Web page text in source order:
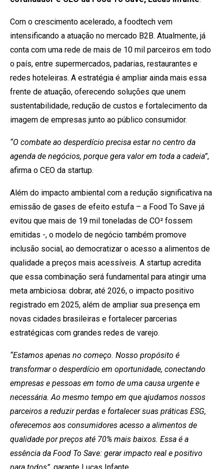
Com o crescimento acelerado, a foodtech vem
intensificando a atuação no mercado B2B. Atualmente, já
conta com uma rede de mais de 10 mil parceiros em todo
o país, entre supermercados, padarias, restaurantes e
redes hoteleiras. A estratégia é ampliar ainda mais essa
frente de atuação, oferecendo soluções que unem
sustentabilidade, redução de custos e fortalecimento da
imagem de empresas junto ao público consumidor.
“O combate ao desperdício precisa estar no centro da
agenda de negócios, porque gera valor em toda a cadeia”,
afirma o CEO da startup.
Além do impacto ambiental com a redução significativa na
emissão de gases de efeito estufa – a Food To Save já
evitou que mais de 19 mil toneladas de CO² fossem
emitidas -, o modelo de negócio também promove
inclusão social, ao democratizar o acesso a alimentos de
qualidade a preços mais acessíveis. A startup acredita
que essa combinação será fundamental para atingir uma
meta ambiciosa: dobrar, até 2026, o impacto positivo
registrado em 2025, além de ampliar sua presença em
novas cidades brasileiras e fortalecer parcerias
estratégicas com grandes redes de varejo.
“Estamos apenas no começo. Nosso propósito é
transformar o desperdício em oportunidade, conectando
empresas e pessoas em torno de uma causa urgente e
necessária. Ao mesmo tempo em que ajudamos nossos
parceiros a reduzir perdas e fortalecer suas práticas ESG,
oferecemos aos consumidores acesso a alimentos de
qualidade por preços até 70% mais baixos. Essa é a
essência da Food To Save: gerar impacto real e positivo
para todos”, garante Lucas Infante.